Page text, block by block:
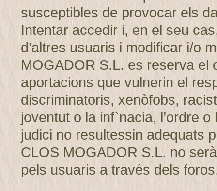
susceptibles de provocar els
Intentar accedir i, en el seu
d’altres usuaris i modificar i/o
MOGADOR S.L. es reserva el
aportacions que vulnerin el
discriminatoris, xenòfobs,
joventut o la inf`nacia, l’ordre
judici no resultessin adequats
CLOS MOGADOR S.L. no
pels usuaris a través dels